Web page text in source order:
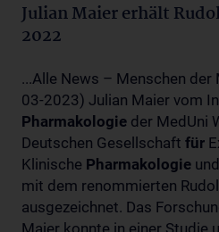
Julian Maier erhält
2022
...Alle News – Menschen der
03-2023) Julian Maier vom
Pharmakologie der MedUni
Deutschen Gesellschaft für
Klinische Pharmakologie
mit dem renommierten
ausgezeichnet. Das
Maier konnte in einer Studie